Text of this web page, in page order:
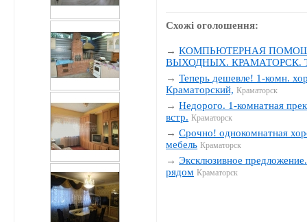
Схожі оголошення:
→КОМПЬЮТЕРНАЯ
ВЫХОДНЫХ. КРАМАТОРСК.
→Теперь дешевле! 1-комн.
Краматорский, Краматорск
→Недорого. 1-комнатная
встр. Краматорск
→Срочно! однокомнатная
мебель Краматорск
→Эксклюзивное
рядом Краматорск